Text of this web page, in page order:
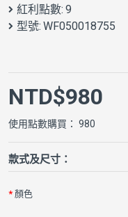
紅利點數: 9
型號: WF050018755
NTD$980
使用點數購買： 980
款式及尺寸：
顏色